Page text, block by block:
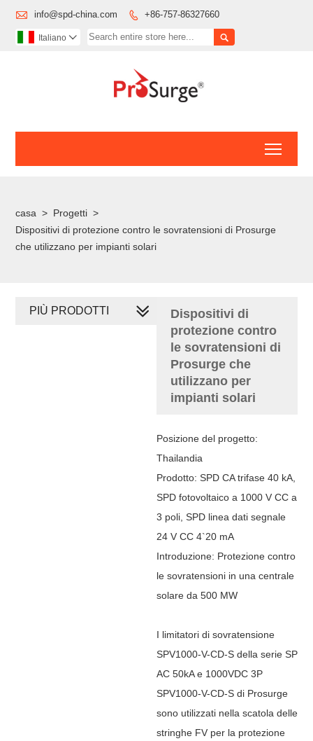
 info@spd-china.com  +86-757-86327660

Italiano 
casa > Progetti >
Dispositivi di protezione contro le sovratensioni di Prosurge
che utilizzano per impianti solari
Dispositivi di
protezione contro
le sovratensioni di
Prosurge che
utilizzano per
impianti solari
Posizione del progetto:
Thailandia
Prodotto: SPD CA trifase 40 kA,
SPD fotovoltaico a 1000 V CC a
3 poli, SPD linea dati segnale
24 V CC 4`20 mA
Introduzione: Protezione contro
le sovratensioni in una centrale
solare da 500 MW
I limitatori di sovratensione
SPV1000-V-CD-S della serie SP
AC 50kA e 1000VDC 3P
SPV1000-V-CD-S di Prosurge
sono utilizzati nella scatola delle
stringhe FV per la protezione
PIÙ PRODOTTI